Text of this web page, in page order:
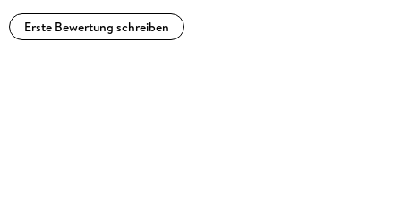
Erste Bewertung schreiben